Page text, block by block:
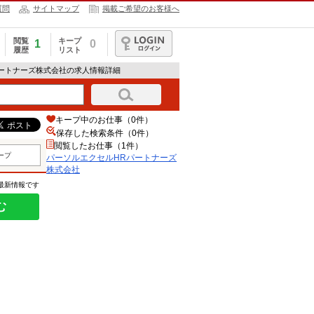
問 サイトマップ 掲載ご希望のお客様へ
閲覧
履歴
1
キープ
リスト
0
ログイン
トナーズ株式会社の求人情報詳細
プ
新情報です
キープ中のお仕事（0件）
保存した検索条件（0件）
閲覧したお仕事（1件）
パーソルエクセルHRパートナーズ
株式会社